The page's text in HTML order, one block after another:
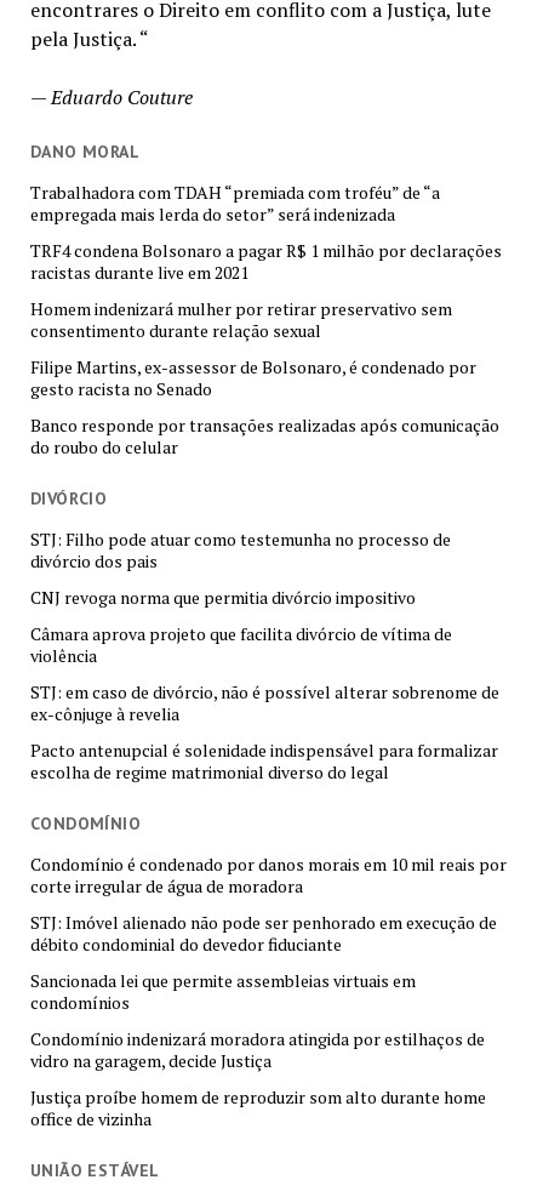
encontrares o Direito em conflito com a Justiça, lute
pela Justiça. “
—Eduardo Couture
DANO MORAL
Trabalhadora com TDAH “premiada com troféu” de “a
empregada mais lerda do setor” será indenizada
TRF4 condena Bolsonaro a pagar R$ 1 milhão por declarações
racistas durante live em 2021
Homem indenizará mulher por retirar preservativo sem
consentimento durante relação sexual
Filipe Martins, ex-assessor de Bolsonaro, é condenado por
gesto racista no Senado
Banco responde por transações realizadas após comunicação
do roubo do celular
DIVÓRCIO
STJ: Filho pode atuar como testemunha no processo de
divórcio dos pais
CNJ revoga norma que permitia divórcio impositivo
Câmara aprova projeto que facilita divórcio de vítima de
violência
STJ: em caso de divórcio, não é possível alterar sobrenome de
ex-cônjuge à revelia
Pacto antenupcial é solenidade indispensável para formalizar
escolha de regime matrimonial diverso do legal
CONDOMÍNIO
Condomínio é condenado por danos morais em 10 mil reais por
corte irregular de água de moradora
STJ: Imóvel alienado não pode ser penhorado em execução de
débito condominial do devedor fiduciante
Sancionada lei que permite assembleias virtuais em
condomínios
Condomínio indenizará moradora atingida por estilhaços de
vidro na garagem, decide Justiça
Justiça proíbe homem de reproduzir som alto durante home
office de vizinha
UNIÃO ESTÁVEL